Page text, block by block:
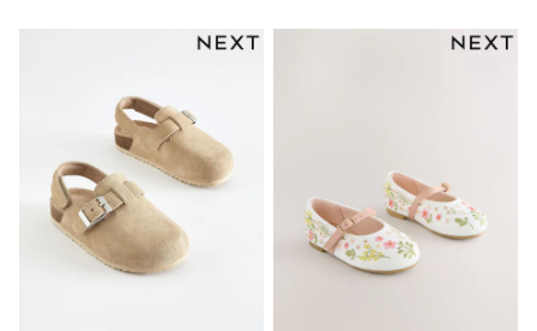
Trending: Top & Short Sets
Trending: Clogs
THE SET
50 - 92cm
98 - 110cm
116 - 134cm
140 - 174cm
All Clothing
T-Shirts
Dresses
Shorts & Skirts